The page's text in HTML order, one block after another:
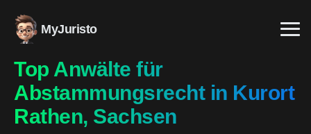
MyJuristo
Top Anwälte für
Abstammungsrecht in Kurort
Rathen, Sachsen